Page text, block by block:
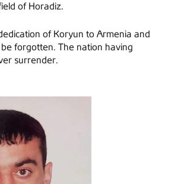
of Horadiz.
of Koryun to Armenia and
forgotten. The nation having
surrender.